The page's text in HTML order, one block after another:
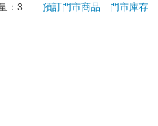
品恕無法接受單獨退貨）必須
：3 預訂門市商品
門市庫存